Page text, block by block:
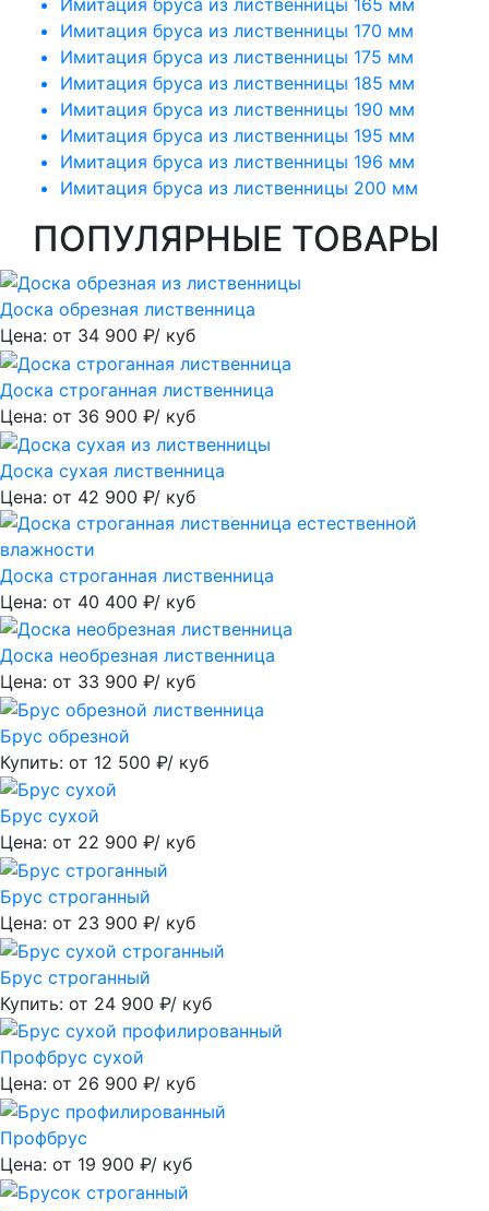
Имитация бруса из лиственницы 170 мм
Имитация бруса из лиственницы 175 мм
Имитация бруса из лиственницы 185 мм
Имитация бруса из лиственницы 190 мм
Имитация бруса из лиственницы 195 мм
Имитация бруса из лиственницы 196 мм
Имитация бруса из лиственницы 200 мм
ПОПУЛЯРНЫЕ ТОВАРЫ
Доска обрезная лиственница
Цена: от 34 900 ₽/ куб
Доска строганная лиственница
Цена: от 36 900 ₽/ куб
Доска сухая лиственница
Цена: от 42 900 ₽/ куб
Доска строганная лиственница
Цена: от 40 400 ₽/ куб
Доска необрезная лиственница
Цена: от 33 900 ₽/ куб
Брус обрезной
Купить: от 12 500 ₽/ куб
Брус сухой
Цена: от 22 900 ₽/ куб
Брус строганный
Цена: от 23 900 ₽/ куб
Брус строганный
Купить: от 24 900 ₽/ куб
Профбрус сухой
Цена: от 26 900 ₽/ куб
Профбрус
Цена: от 19 900 ₽/ куб